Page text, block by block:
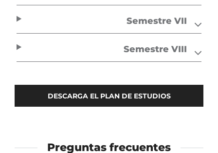
Semestre VII
Semestre VIII
DESCARGA EL PLAN DE ESTUDIOS
Preguntas frecuentes